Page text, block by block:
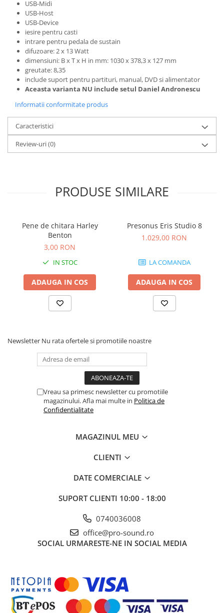
Bare Led
Cabluri de Alimentare
Case-uri de lumini
Comenzi si controllere
Ecrane LED
Efecte de lumini
Lasere
Masini de fum si ceata
Moving Head-uri
Par Led si Pinspot
Proiectoare
Instrumente Muzicale
Instrumente cu arcus
Instrumente de percutie
Instrumente de suflat
Instrumente si jucarii pentru copii
Instrumente traditionale
Accesorii Pick-up si Vinyl
Case-uri DJ
CD Playere DJ
Controllere MIDI - USB DAW
Genti pentru DJ
Cabluri de instrumente
Cabluri de microfon
Cabluri MIDI si audio digitale
Cabluri multicore
Conectori
USB-Midi
USB-Host
USB-Device
iesire pentru casti
intrare pentru pedala de sustain
difuzoare: 2 x 13 Watt
dimensiuni: B x T x H in mm: 1030 x 378,3 x 127 mm
greutate: 8,35
include suport pentru partituri, manual, DVD si alimentator
Aceasta varianta NU include setul Daniel Andronescu
Informatii conformitate produs
Caracteristici
Review-uri(0)
PRODUSE SIMILARE
Pene de chitara Harley
Benton
3,00 RON
IN STOC
ADAUGA IN COS
Presonus Eris Studio 8
1.029,00 RON
LA COMANDA
ADAUGA IN COS
Newsletter Nu rata ofertele si promotiile noastre
Vreau sa primesc newsletter cu promotiile
magazinului. Afla mai multe in Politica de
Confidentialitate
MAGAZINUL MEU
CLIENTI
DATE COMERCIALE
SUPORT CLIENTI 10:00 - 18:00
0740036008
office@pro-sound.ro
SOCIAL URMARESTE-NE IN SOCIAL MEDIA